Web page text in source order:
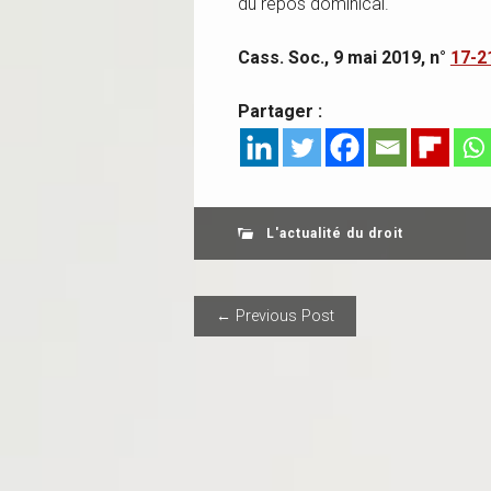
Cass. Soc., 9 mai 2019, n° 17-
Partager :
L'actualité du droit
POST
← Previous Post